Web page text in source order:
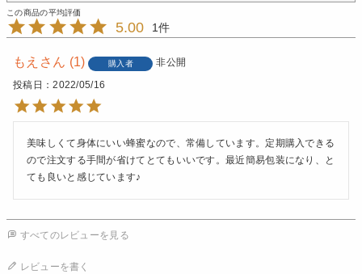
5.00 1
もえ 1 購入者 非公開
投稿日 2022/05/16
美味しくて身体にいい蜂蜜なので、常備しています。定期購入できる
ので注文する手間が省けてとてもいいです。最近簡易包装になり、と
ても良いと感じています♪
すべてのレビューを見る
レビューを書く